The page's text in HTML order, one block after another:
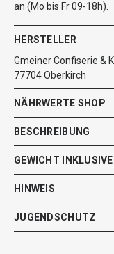
an (Mo bis Fr 09-18h).
HERSTELLER
Gmeiner Confiserie &
77704 Oberkirch
NÄHRWERTE SHOP
BESCHREIBUNG
GEWICHT
HINWEIS
JUGENDSCHUTZ